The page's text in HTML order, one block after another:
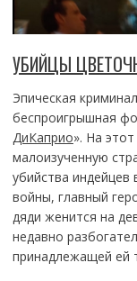
УБИЙЦЫ
Эпическая
беспроигрышная
ДиКаприо». На
малоизученную
убийства индейцев
войны, главный
дяди женится на
недавно
принадлежащей ей